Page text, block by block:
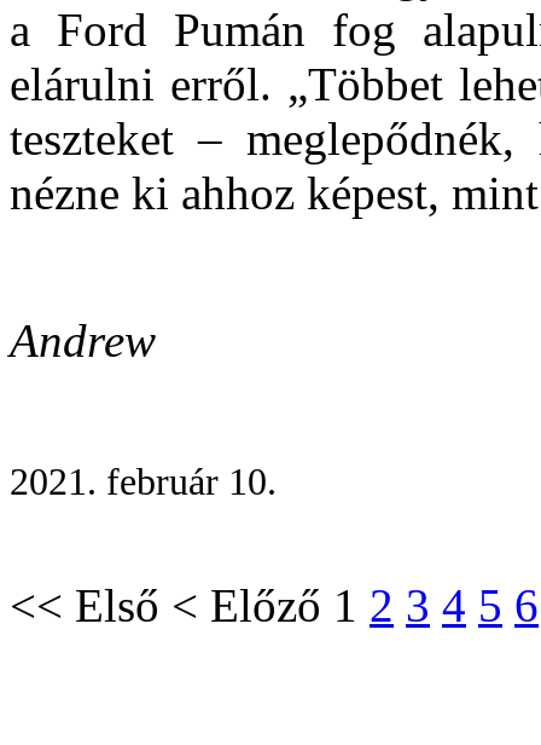
a Ford Pumán fog
elárulni erről. „Többet
teszteket –
nézne ki ahhoz képest,
Andrew
2021. február 10.
<< Első < Előző 1 2 3 4 5 6